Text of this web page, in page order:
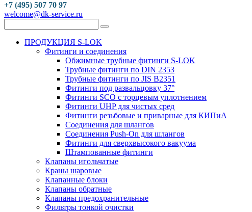
+7 (495) 507 70 97
welcome@dk-service.ru
ПРОДУКЦИЯ S-LOK
Фитинги и соединения
Обжимные трубные фитинги S-LOK
Трубные фитинги по DIN 2353
Трубные фитинги по JIS B2351
Фитинги под развальцовку 37°
Фитинги SCO с торцевым уплотнением
Фитинги UHP для чистых сред
Фитинги резьбовые и приварные для КИПиА
Соединения для шлангов
Соединения Push-On для шлангов
Фитинги для сверхвысокого вакуума
Штампованные фитинги
Клапаны игольчатые
Краны шаровые
Клапанные блоки
Клапаны обратные
Клапаны предохранительные
Фильтры тонкой очистки